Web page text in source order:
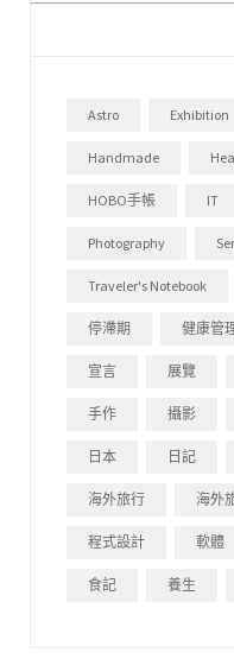
Astro Exhibition
Handmade
HOBO手帳 IT
Photography
Traveler's Notebook
停滯期 健康管
宣言 展覽
手作 攝影
日本 日記
海外旅行 海外
程式設計 軟體
食記 養生